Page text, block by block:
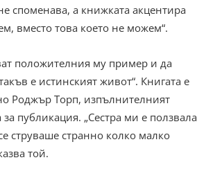
споменава, а книжката акцентира
вместо това което не можем“.
положителния му пример и да
е истинският живот“. Книгата е
Роджър Торп, изпълнителният
публикация. „Сестра ми е ползвала
струваше странно колко малко
той.